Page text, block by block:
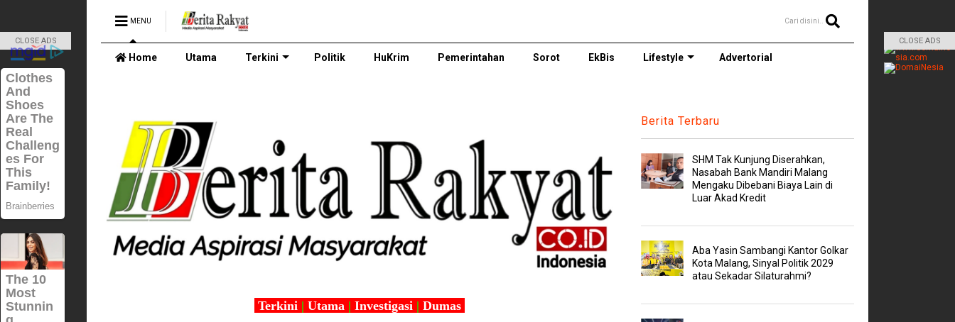
MENU Cari disini..
Home Utama Terkini Politik HuKrim Pemerintahan Sorot EkBis Lifestyle Advertorial
Terkini | Utama | Investigasi | Dumas
Berita Terbaru
SHM Tak Kunjung Diserahkan,
Nasabah Bank Mandiri Malang
Mengaku Dibebani Biaya Lain di
Luar Akad Kredit
Aba Yasin Sambangi Kantor Golkar
Kota Malang, Sinyal Politik 2029
atau Sekadar Silaturahmi?
CLOSE ADS CLOSE ADS